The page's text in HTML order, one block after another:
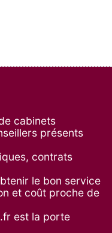
cabinets
présents
contrats
le bon service
et coût proche de
est la porte